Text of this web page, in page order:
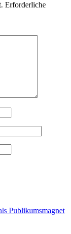
Erforderliche
Publikumsmagnet